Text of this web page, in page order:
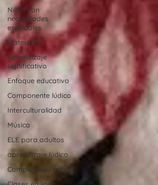
Niños con
necesidades
especiales
Materiales
Aprendizaje
significativo
Enfoque educativo
Componente lúdico
Interculturalidad
Música
ELE para adultos
aprendizaje lúdico
Competencia crítica